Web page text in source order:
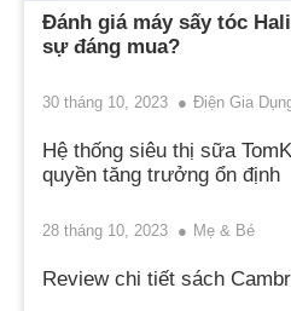
Đánh giá máy sấy tóc
sự đáng mua?
30 tháng 10, 2023 Điện Gia
Hệ thống siêu thị sữa
quyền tăng trưởng ổn định
28 tháng 10, 2023 Mẹ & Bé
Review chi tiết sách